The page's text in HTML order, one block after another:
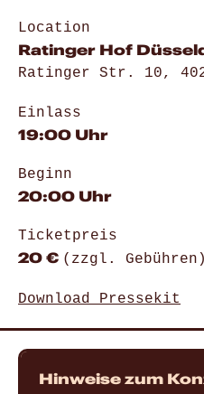
Location
Ratinger Hof
Ratinger Str. 10,
Einlass
19:00 Uhr
Beginn
20:00 Uhr
Ticketpreis
20 € (zzgl. Gebühren)
Download Pressekit
Hinweise zum